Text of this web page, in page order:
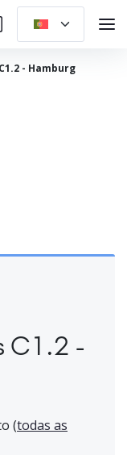
- Hamburg
C1.2 -
(todas as